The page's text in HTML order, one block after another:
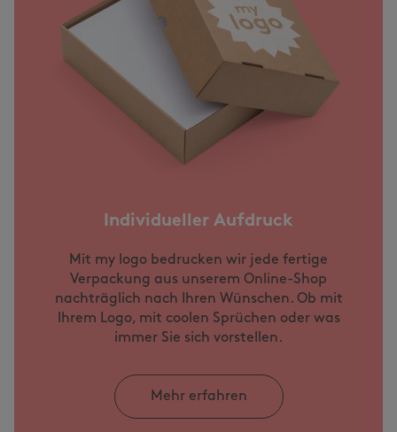
Individueller Aufdruck
Mit my logo bedrucken wir jede fertige
Verpackung aus unserem Online-Shop
nachträglich nach Ihren Wünschen. Ob mit
Ihrem Logo, mit coolen Sprüchen oder was
immer Sie sich vorstellen.
Mehr erfahren